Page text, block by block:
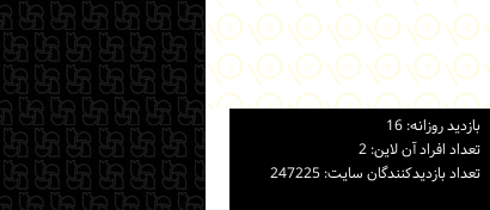
بازديد روزانه: 16
تعداد افراد آن لاين: 2
تعداد بازديدكنندگان سايت: 247225